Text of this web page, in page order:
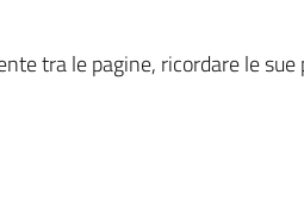
tra le pagine, ricordare le